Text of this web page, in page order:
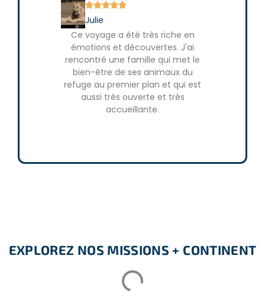

Julie
Ce voyage a été très riche en
émotions et découvertes. J'ai
rencontré une famille qui met le
bien-être de ses animaux du
refuge au premier plan et qui est
aussi très ouverte et très
accueillante.
EXPLOREZ NOS MISSIONS + CONTINENT